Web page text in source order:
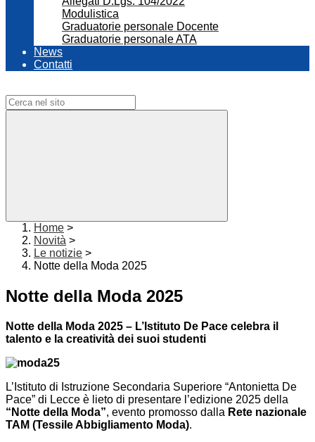
Modulistica
Graduatorie personale Docente
Graduatorie personale ATA
News
Contatti
Home >
Novità >
Le notizie >
Notte della Moda 2025
Notte della Moda 2025
Notte della Moda 2025 – L’Istituto De Pace celebra il
talento e la creatività dei suoi studenti
L’Istituto di Istruzione Secondaria Superiore “Antonietta De
Pace” di Lecce è lieto di presentare l’edizione 2025 della
“Notte della Moda”, evento promosso dalla Rete nazionale
TAM (Tessile Abbigliamento Moda).